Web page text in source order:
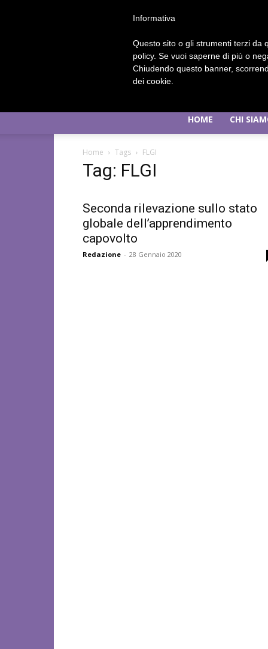
HOME CHI
Home Tags FLGI
Tag: FLGI
Seconda rilevazione sullo stato
globale dell’apprendimento
capovolto
Redazione - 28 Gennaio 2020
Informativa
Questo sito o gli strumenti terzi da
policy. Se vuoi saperne di più o
Chiudendo questo banner,
dei cookie.